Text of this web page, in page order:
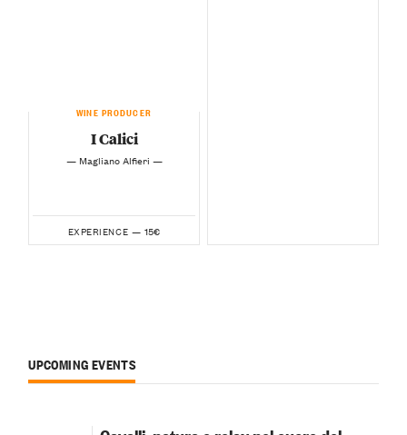
WINE PRODUCER
I Calici
— Magliano Alfieri —
EXPERIENCE — 15€
UPCOMING EVENTS